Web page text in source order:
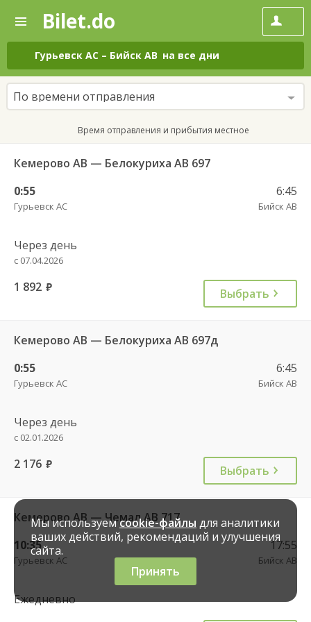
—
Поиск
и
покупка
билетов
на
автобус
онлайн
Bilet.do
Гурьевск АС – Бийск АВ на все дни
По времени отправления
Время отправления и прибытия местное
Кемерово АВ — Белокуриха АВ 697
0:55
Гурьевск АС
6:45
Бийск АВ
Через день
с 07.04.2026
1 892 руб. Выбрать
Кемерово АВ — Белокуриха АВ 697д
0:55
Гурьевск АС
6:45
Бийск АВ
Через день
с 02.01.2026
2 176 руб. Выбрать
Кемерово АВ — Чемал АВ 717
10:35
Гурьевск АС
17:55
Бийск АВ
Ежедневно
Мы используемcookie-файлы для аналитики
ваших действий, рекомендаций и улучшения
сайта.
Принять